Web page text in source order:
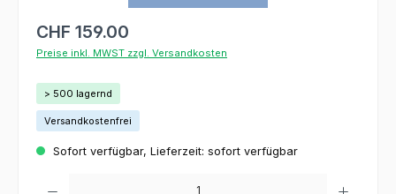
CHF 159.00
Preise inkl. MWST zzgl. Versandkosten
> 500 lagernd
Versandkostenfrei
Sofort verfügbar, Lieferzeit: sofort verfügbar